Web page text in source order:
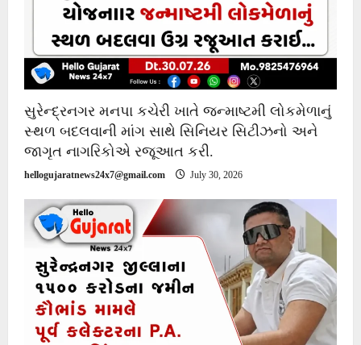
સુરેન્દ્રનગર મનપા કચેરી ખાતે જન્માષ્ટમી લોકમેળાનું
સ્થળ બદલવાની માંગ સાથે સિનિયર સિટીઝનો અને
જાગૃત નાગરિકોએ રજૂઆત કરી.
hellogujaratnews24x7@gmail.com July 30, 2026